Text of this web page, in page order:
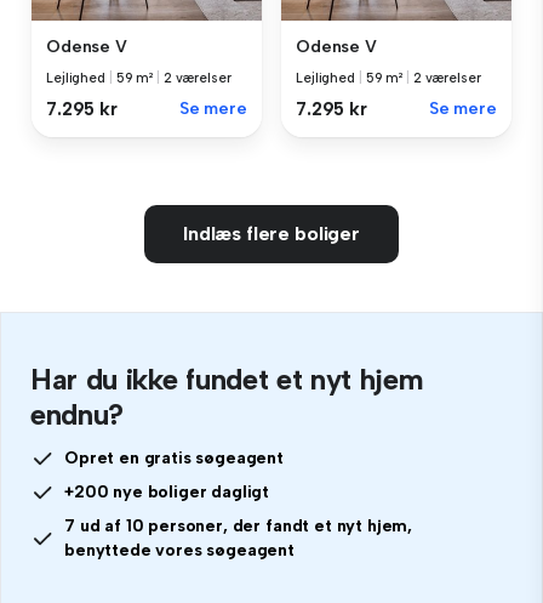
Odense V
Lejlighed 59 m² 2 værelser
7.295 kr Se mere
Odense V
Lejlighed 59 m² 2 værelser
7.295 kr Se mere
Indlæs flere boliger
Har du ikke fundet et nyt hjem
endnu?
Opret en gratis søgeagent
+200 nye boliger dagligt
7 ud af 10 personer, der fandt et nyt hjem,
benyttede vores søgeagent